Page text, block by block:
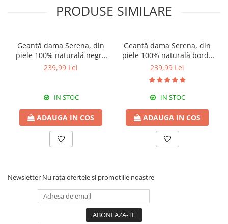
PRODUSE SIMILARE
Geantă dama Serena, din
piele 100% naturală negru
8244
239,99 Lei
IN STOC
ADAUGA IN COS
Geantă dama Serena, din
piele 100% naturală bordo
8244
239,99 Lei
IN STOC
ADAUGA IN COS
Newsletter Nu rata ofertele si promotiile noastre